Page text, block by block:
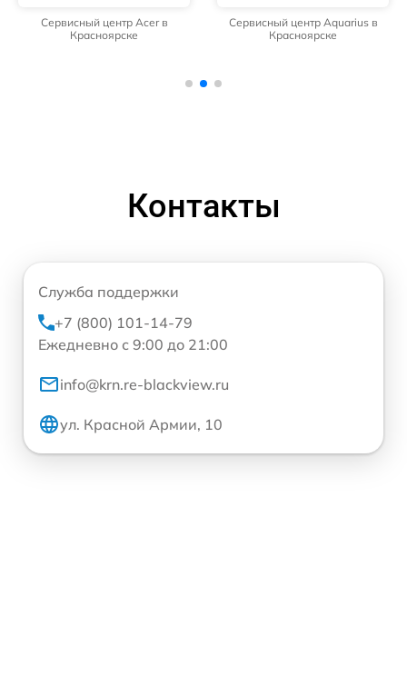
Сервисный центр Acer в
Красноярске
Сервисный центр Aquarius в
Красноярске
Контакты
Служба поддержки
+7 (800) 101-14-79
Ежедневно с 9:00 до 21:00
info@krn.re-blackview.ru
ул. Красной Армии, 10